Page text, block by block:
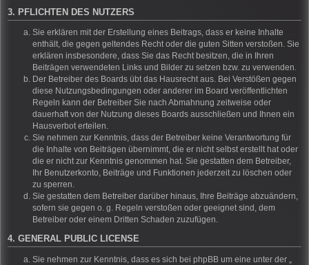
3. PFLICHTEN DES NUTZERS
Sie erklären mit der Erstellung eines Beitrags, dass er keine Inhalte
enthält, die gegen geltendes Recht oder die guten Sitten verstoßen. Sie
erklären insbesondere, dass Sie das Recht besitzen, die in Ihren
Beiträgen verwendeten Links und Bilder zu setzen bzw. zu verwenden.
Der Betreiber des Boards übt das Hausrecht aus. Bei Verstößen gegen
diese Nutzungsbedingungen oder anderer im Board veröffentlichten
Regeln kann der Betreiber Sie nach Abmahnung zeitweise oder
dauerhaft von der Nutzung dieses Boards ausschließen und Ihnen ein
Hausverbot erteilen.
Sie nehmen zur Kenntnis, dass der Betreiber keine Verantwortung für
die Inhalte von Beiträgen übernimmt, die er nicht selbst erstellt hat oder
die er nicht zur Kenntnis genommen hat. Sie gestatten dem Betreiber,
Ihr Benutzerkonto, Beiträge und Funktionen jederzeit zu löschen oder
zu sperren.
Sie gestatten dem Betreiber darüber hinaus, Ihre Beiträge abzuändern,
sofern sie gegen o. g. Regeln verstoßen oder geeignet sind, dem
Betreiber oder einem Dritten Schaden zuzufügen.
4. GENERAL PUBLIC LICENSE
Sie nehmen zur Kenntnis, dass es sich bei phpBB um eine unter der „